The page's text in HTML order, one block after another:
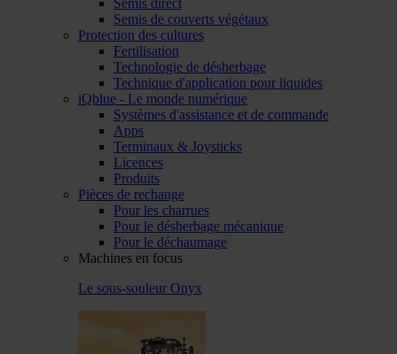
Semis direct
Semis de couverts végétaux
Protection des cultures
Fertilisation
Technologie de désherbage
Technique d'application pour liquides
iQblue - Le monde numérique
Systèmes d'assistance et de commande
Apps
Terminaux & Joysticks
Licences
Produits
Pièces de rechange
Pour les charrues
Pour le désherbage mécanique
Pour le déchaumage
Machines en focus
Le sous-souleur Onyx